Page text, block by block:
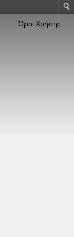
Όροι Χρήσης